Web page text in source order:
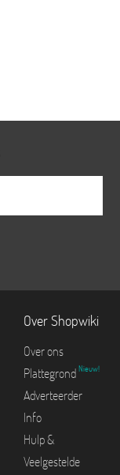
Over Shopwiki
Over ons
Plattegrond Nieuw!
Adverteerder
Info
Hulp &
Veelgestelde